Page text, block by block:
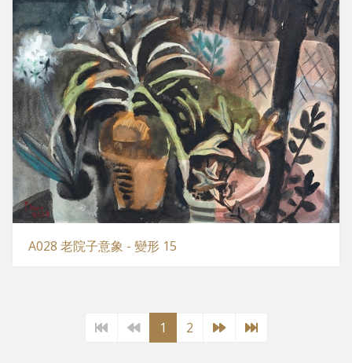
A028 老院子意象 - 變形 15
1 2